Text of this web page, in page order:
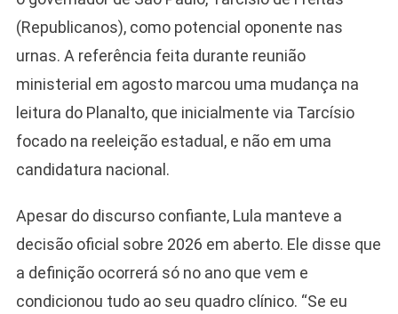
(Republicanos), como potencial oponente nas
urnas. A referência feita durante reunião
ministerial em agosto marcou uma mudança na
leitura do Planalto, que inicialmente via Tarcísio
focado na reeleição estadual, e não em uma
candidatura nacional.
Apesar do discurso confiante, Lula manteve a
decisão oficial sobre 2026 em aberto. Ele disse que
a definição ocorrerá só no ano que vem e
condicionou tudo ao seu quadro clínico. “Se eu